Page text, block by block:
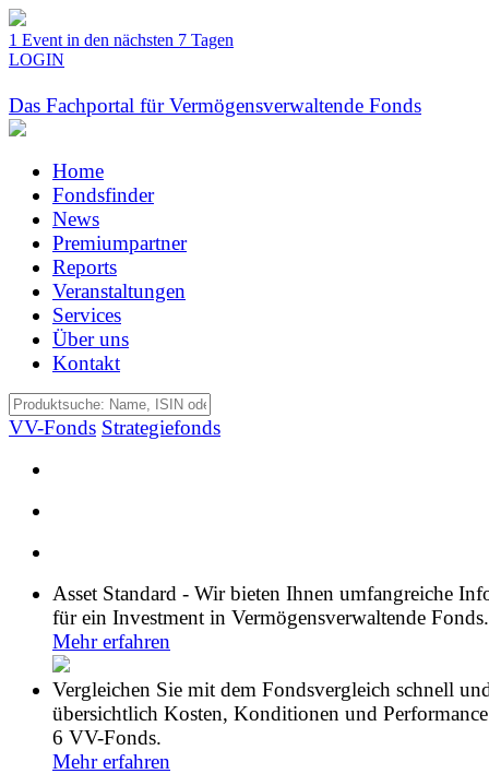
1 Event in den nächsten 7 Tagen
LOGIN
Das Fachportal für Vermögensverwaltende Fonds
Home
Fondsfinder
News
Premiumpartner
Reports
Veranstaltungen
Services
Über uns
Kontakt
VV-Fonds Strategiefonds
Asset Standard - Wir bieten Ihnen umfangreiche
für ein Investment in Vermögensverwaltende Fonds.
Mehr erfahren
Vergleichen Sie mit dem Fondsvergleich schnell
übersichtlich Kosten, Konditionen und
6 VV-Fonds.
Mehr erfahren